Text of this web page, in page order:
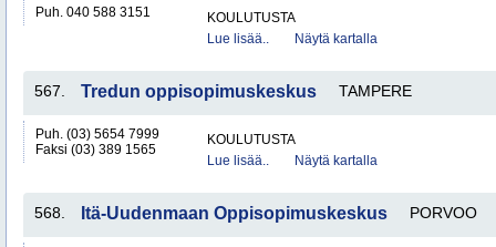
Puh. 040 588 3151
KOULUTUSTA
Lue lisää..
Näytä kartalla
567. Tredun oppisopimuskeskus TAMPERE
Puh. (03) 5654 7999
Faksi (03) 389 1565
KOULUTUSTA
Lue lisää..
Näytä kartalla
568. Itä-Uudenmaan Oppisopimuskeskus PORVOO